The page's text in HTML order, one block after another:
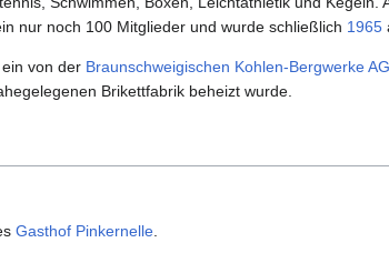
nur noch 100 Mitglieder und wurde schließlich 1965
ein von der Braunschweigischen Kohlen-Bergwerke AG
Brikettfabrik beheizt wurde.
Gasthof Pinkernelle